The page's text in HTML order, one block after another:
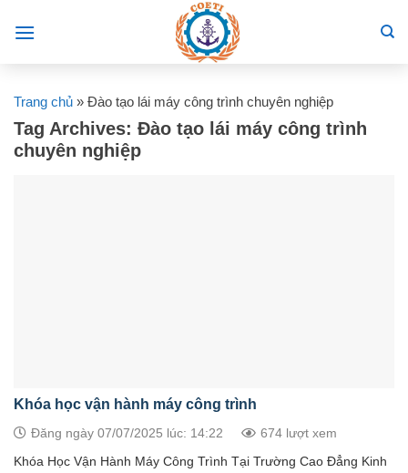
Trang chủ » Đào tạo lái máy công trình chuyên nghiệp
Tag Archives: Đào tạo lái máy công trình
chuyên nghiệp
Khóa học vận hành máy công trình
Đăng ngày 07/07/2025 lúc: 14:22 674 lượt xem
Khóa Học Vận Hành Máy Công Trình Tại Trường Cao Đẳng Kinh